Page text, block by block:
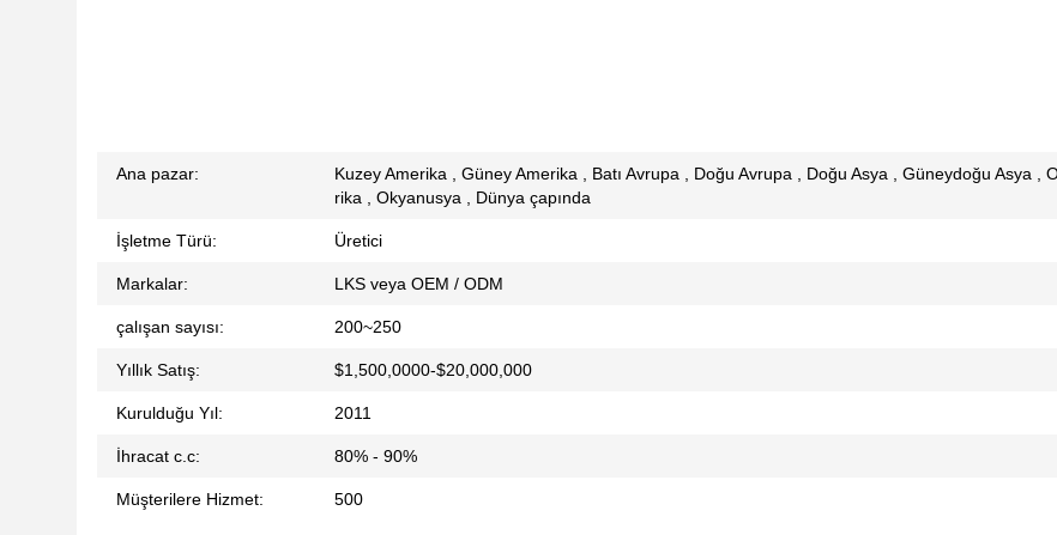
Ana pazar:
Kuzey Amerika , Güney Amerika , Batı Avrupa , Doğu Avrupa , Doğu Asya , Güneydoğu Asya ,
rika , Okyanusya , Dünya çapında
İşletme Türü: Üretici
Markalar: LKS veya OEM / ODM
çalışan sayısı: 200~250
Yıllık Satış: $1,500,0000-$20,000,000
Kurulduğu Yıl: 2011
İhracat c.c: 80% - 90%
Müşterilere Hizmet: 500